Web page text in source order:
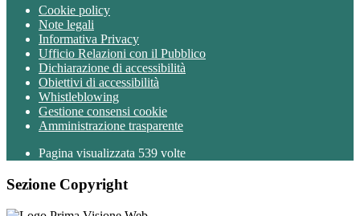
Cookie policy
Note legali
Informativa Privacy
Ufficio Relazioni con il Pubblico
Dichiarazione di accessibilità
Obiettivi di accessibilità
Whistleblowing
Gestione consensi cookie
Amministrazione trasparente
Pagina visualizzata 539 volte
Sezione Copyright